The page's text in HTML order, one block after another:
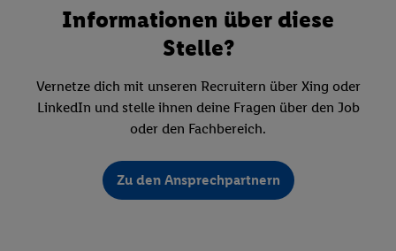
Informationen über diese
Stelle?
Vernetze dich mit unseren Recruitern über Xing oder
LinkedIn und stelle ihnen deine Fragen über den Job
oder den Fachbereich.
Zu den Ansprechpartnern